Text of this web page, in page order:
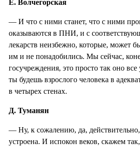
Е. Волчегорская
— И что с ними станет, что с ними
оказываются в ПНИ, и с
лекарств неизбежно, которые, может
им и не понадобились. Мы сейчас,
госучреждения, это просто так оно
ты будешь взрослого человека в
в четырех стенах.
Д. Туманян
— Ну, к сожалению, да, действительно,
устроена. И испокон веков, скажем